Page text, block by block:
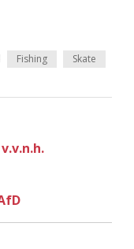
Fishing Skate